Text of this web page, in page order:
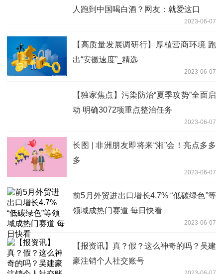
人跑到中国喝白酒？网友：就爱这口
2023-06-07
【高质量发展调研行】厚植营商环境 跑
出“安徽速度”_精选
2023-06-07
【独家焦点】污染防治“夏季攻势”全面启
动 明确3072项重点整治任务
2023-06-07
长图 | 非洲朋友即将来“湘”会！亮点多多
多
2023-06-07
前5月外贸进出口增长4.7% “低碳绿色”等
领域成热门赛道 每日快看
2023-06-07
【报资讯】真？假？这么神奇的吗？吴建
豪注销个人社交账号